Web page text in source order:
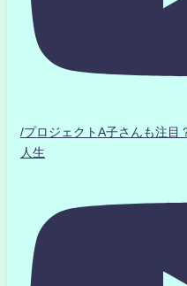
/プロジェクトA子さんも注
人生